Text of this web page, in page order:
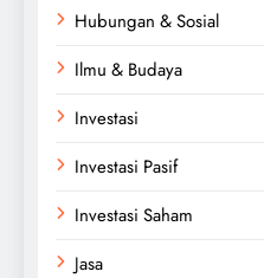
Hubungan & Sosial
Ilmu & Budaya
Investasi
Investasi Pasif
Investasi Saham
Jasa